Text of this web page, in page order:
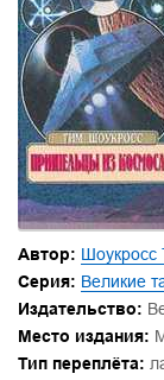
Автор: Шоукросс
Серия: Великие
Издательство:
Место издания:
Тип переплёта: